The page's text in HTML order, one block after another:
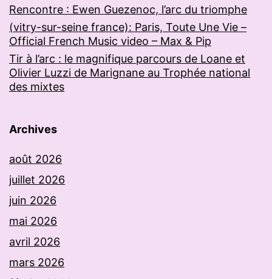
Rencontre : Ewen Guezenoc, l’arc du triomphe
(vitry-sur-seine france): Paris, Toute Une Vie –
Official French Music video – Max & Pip
Tir à l’arc : le magnifique parcours de Loane et
Olivier Luzzi de Marignane au Trophée national
des mixtes
Archives
août 2026
juillet 2026
juin 2026
mai 2026
avril 2026
mars 2026